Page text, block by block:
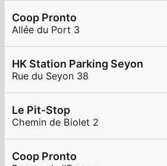
Coop Pronto
Allée du Port 3
HK Station Parking Seyon
Rue du Seyon 38
Le Pit-Stop
Chemin de Biolet 2
Coop Pronto